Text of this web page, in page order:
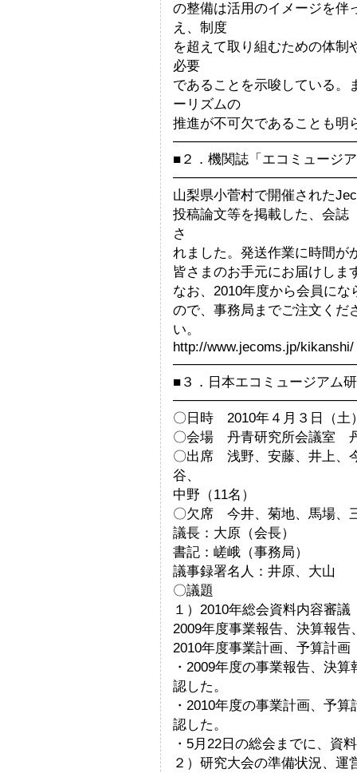
の整備は活用のイメージを伴
え、制度
を超えて取り組むための体制
必要
であることを示唆している。
ーリズムの
推進が不可欠であることも明
■２．機関誌「エコミュージ
山梨県小菅村で開催された
投稿論文等を掲載した、会誌
さ
れました。発送作業に時間が
皆さまのお手元にお届けしま
なお、2010年度から会員に
ので、事務局までご注文くだ
い。
http://www.jecoms.jp/kikanshi/
■３．日本エコミュージアム
〇日時 2010年４月３日（土
〇会場 丹青研究所会議室
〇出席 浅野、安藤、井上、
谷、
中野（11名）
〇欠席 今井、菊地、馬場、
議長：大原（会長）
書記：嵯峨（事務局）
議事録署名人：井原、大山
〇議題
１）2010年総会資料内容
2009年度事業報告、決算報告
2010年度事業計画、予算計画
・2009年度の事業報告、決
認した。
・2010年度の事業計画、予
認した。
・5月22日の総会までに、資
２）研究大会の準備状況、運